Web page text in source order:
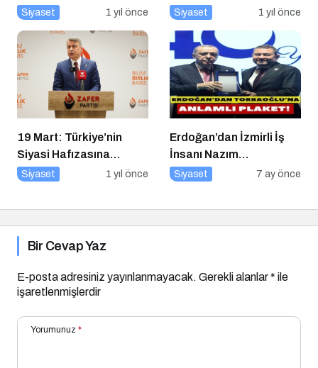
Erdem’den İş Dünyası
Siyaset 1 yıl önce
Hiçbirimiz!”
Siyaset 1 yıl önce
19 Mart: Türkiye’nin
Siyasi Hafızasına
Kazınan Sivil Darbe
Siyaset 1 yıl önce
Erdoğan’dan İzmirli İş
İnsanı Nazım
Torbaoğlu’na Anlamlı
Siyaset 7 ay önce
Bir Cevap Yaz
E-posta adresiniz yayınlanmayacak. Gerekli alanlar* ile
işaretlenmişlerdir
Yorumunuz *